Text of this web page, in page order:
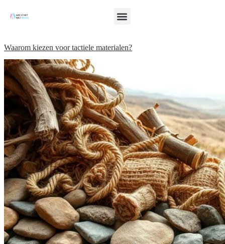
Waarom kiezen voor tactiele materialen?